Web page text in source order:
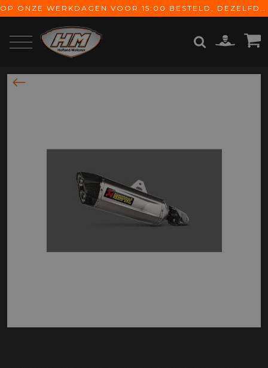
OP ONZE WERKDAGEN VOOR 15:00 BESTELD, DEZELFDE DAG VERZONDEN! GRATIS VERZENDING VANAF € 65,-